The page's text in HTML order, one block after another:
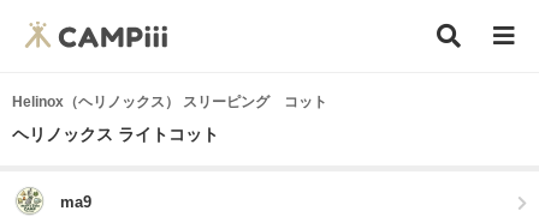
Helinox（ヘリノックス） スリーピング コット
ヘリノックス ライトコット
ma9